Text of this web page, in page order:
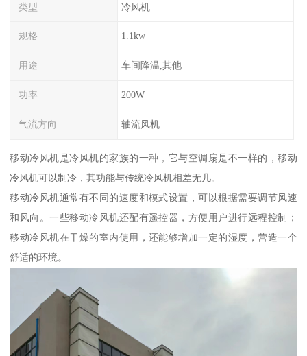
类型 冷风机
规格 1.1kw
用途 车间降温,其他
功率 200W
气流方向 轴流风机
移动冷风机是冷风机的家族的一种，它与空调扇是不一样的，移动
冷风机可以制冷，其功能与传统冷风机相差无几。
移动冷风机通常有不同的速度和模式设置，可以根据需要调节风速
和风向。一些移动冷风机还配有遥控器，方便用户进行远程控制；
移动冷风机在干燥的室内使用，还能够增加一定的湿度，营造一个
舒适的环境。